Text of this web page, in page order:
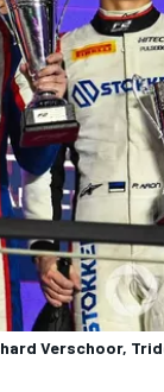
Verschoor,